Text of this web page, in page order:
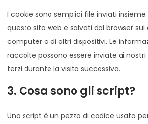
I cookie sono semplici file inviati insieme
questo sito web e salvati dal browser sul
computer o di altri dispositivi. Le
raccolte possono essere inviate ai nostri
terzi durante la visita successiva.
3. Cosa sono gli script?
Uno script è un pezzo di codice usato